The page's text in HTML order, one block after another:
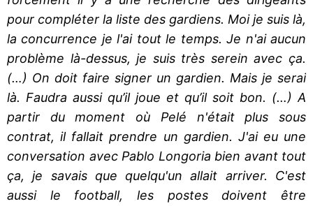
pour compléter la liste des gardiens. Moi je suis là,
la concurrence je l'ai tout le temps. Je n'ai aucun
problème là-dessus, je suis très serein avec ça.
(…) On doit faire signer un gardien. Mais je serai
là. Faudra aussi qu’il joue et qu’il soit bon. (…) A
partir du moment où Pelé n'était plus sous
contrat, il fallait prendre un gardien. J'ai eu une
conversation avec Pablo Longoria bien avant tout
ça, je savais que quelqu'un allait arriver. C'est
aussi le football, les postes doivent être